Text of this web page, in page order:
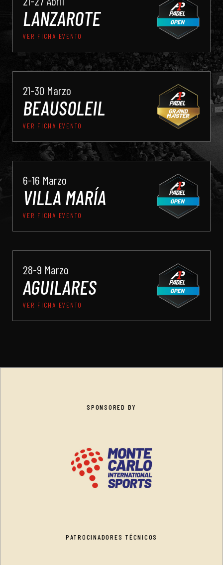
LANZAROTE
VER FICHA EVENTO
21-30 Marzo
BEAUSOLEIL
VER FICHA EVENTO
6-16 Marzo
VILLA MARÍA
VER FICHA EVENTO
28-9 Marzo
AGUILARES
VER FICHA EVENTO
SPONSORED BY
PATROCINADORES TÉCNICOS